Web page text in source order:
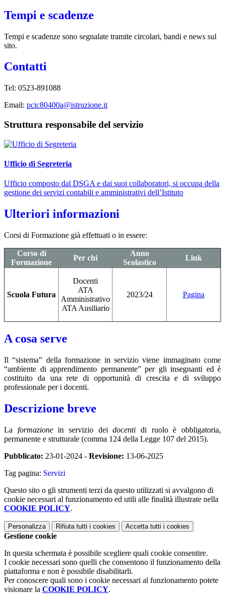
Tempi e scadenze
Tempi e scadenze sono segnalate tramite circolari, bandi e news sul
sito.
Contatti
Tel: 0523-891088
Email: pcic80400a@istruzione.it
Struttura responsabile del servizio
Ufficio di Segreteria
Ufficio composto dal DSGA e dai suoi collaboratori, si occupa della
gestione dei servizi contabili e amministrativi dell’Istituto
Ulteriori informazioni
Corsi di Formazione già effettuati o in essere:
Corso di
Formazione
Per chi
Anno
Scolastico
Link
Scuola Futura
Docenti
ATA
Amministrativo
ATA Ausiliario
2023/24 Pagina
A cosa serve
Il “sistema” della formazione in servizio viene immaginato come
“ambiente di apprendimento permanente” per gli insegnanti ed è
costituito da una rete di opportunità di crescita e di sviluppo
professionale per i docenti.
Descrizione breve
La formazionein servizio deidocenti di ruolo è obbligatoria,
permanente e strutturale (comma 124 della Legge 107 del 2015).
Pubblicato: 23-01-2024 - Revisione: 13-06-2025
Tag pagina: Servizi
Questo sito o gli strumenti terzi da questo utilizzati si avvalgono di
cookie necessari al funzionamento ed utili alle finalità illustrate nella
COOKIE POLICY.
Personalizza Rifiuta tutti i cookies Accetta tutti i cookies
Gestione cookie
In questa schermata è possibile scegliere quali cookie consentire.
I cookie necessari sono quelli che consentono il funzionamento della
piattaforma e non è possibile disabilitarli.
Per conoscere quali sono i cookie necessari al funzionamento potete
visionare la COOKIE POLICY.